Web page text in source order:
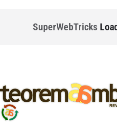
SuperWebTricks